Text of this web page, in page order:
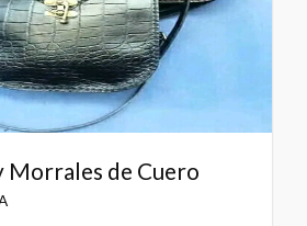
Morrales de Cuero